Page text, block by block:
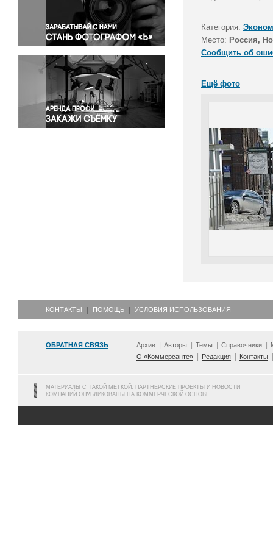
Правосудие
Происшествия и конфликты
Религия
Светская жизнь
Спорт
Экология
Экономика и бизнес
Категория:
Место: Россия,
Сообщить об
Ещё фото
КОНТАКТЫ ПОМОЩЬ УСЛОВИЯ ИСПОЛЬЗОВАНИЯ
ОБРАТНАЯ СВЯЗЬ Архив Авторы Темы Справочники
О «Коммерсанте»
Редакция Контакты
МАТЕРИАЛЫ С ТАКОЙ МЕТКОЙ, ПАРТНЕРСКИЕ ПРОЕКТЫ И НОВОСТИ
КОМПАНИЙ ОПУБЛИКОВАНЫ НА КОММЕРЧЕСКОЙ ОСНОВЕ